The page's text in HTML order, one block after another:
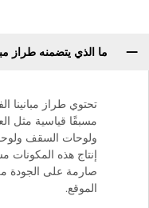
ما الذي يتضمنه طراز
تحتوي طراز مبانينا
مسبقًا قياسية مثل
ولوحات السقف
إنتاج هذه
صارمة على الجودة
الموقع.